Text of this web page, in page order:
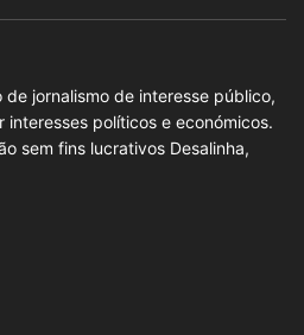
jornalismo de interesse público,
políticos e económicos.
sem fins lucrativos Desalinha,